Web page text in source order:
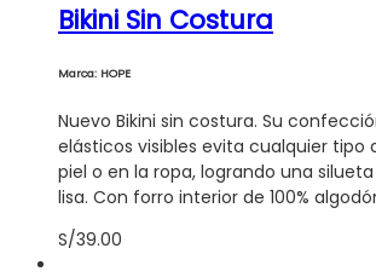
Bikini Sin Costura
Marca: HOPE
Nuevo Bikini sin costura. Su
elásticos visibles evita cualquier tipo
piel o en la ropa, logrando una
lisa. Con forro interior de 100%
S/39.00